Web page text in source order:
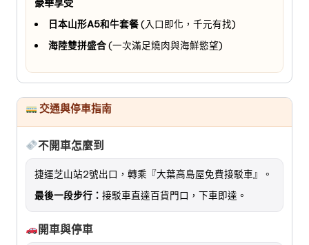
日本山形A5和牛套餐(入口即化，千元有找)
海陸雙拼盛合(一次滿足燒肉與海鮮慾望)
交通與停車指南
不開車怎麼到
捷運芝山站2號出口，轉乘『大葉高島屋免費接駁車』。
最後一段步行： 接駁車直達百貨門口，下車即達。
開車與停車